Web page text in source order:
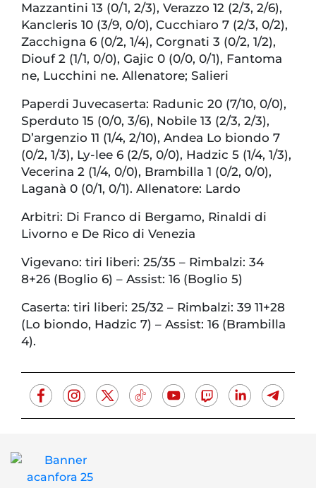
Mazzantini 13 (0/1, 2/3), Verazzo 12 (2/3, 2/6),
Kancleris 10 (3/9, 0/0), Cucchiaro 7 (2/3, 0/2),
Zacchigna 6 (0/2, 1/4), Corgnati 3 (0/2, 1/2),
Diouf 2 (1/1, 0/0), Gajic 0 (0/0, 0/1), Fantoma
ne, Lucchini ne. Allenatore; Salieri
Paperdi Juvecaserta: Radunic 20 (7/10, 0/0),
Sperduto 15 (0/0, 3/6), Nobile 13 (2/3, 2/3),
D’argenzio 11 (1/4, 2/10), Andea Lo biondo 7
(0/2, 1/3), Ly-lee 6 (2/5, 0/0), Hadzic 5 (1/4, 1/3),
Vecerina 2 (1/4, 0/0), Brambilla 1 (0/2, 0/0),
Laganà 0 (0/1, 0/1). Allenatore: Lardo
Arbitri: Di Franco di Bergamo, Rinaldi di
Livorno e De Rico di Venezia
Vigevano: tiri liberi: 25/35 – Rimbalzi: 34
8+26 (Boglio 6) – Assist: 16 (Boglio 5)
Caserta: tiri liberi: 25/32 – Rimbalzi: 39 11+28
(Lo biondo, Hadzic 7) – Assist: 16 (Brambilla
4).